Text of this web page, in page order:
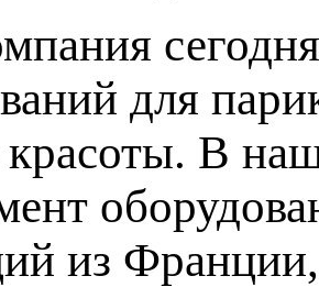
для
красоты. В
из